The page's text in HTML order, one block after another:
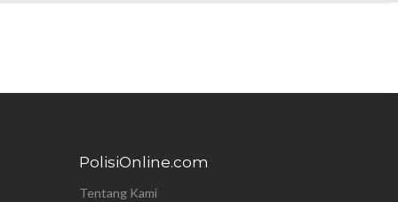
PolisiOnline.com
Tentang Kami